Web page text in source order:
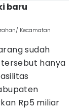
baru
Kecamatan
sudah
hanya
Rp5 miliar